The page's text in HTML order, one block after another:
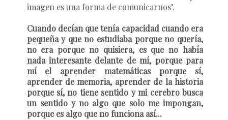
imagen es una forma de comunicarnos".
Cuando decían que tenía capacidad cuando era
pequeña y que no estudiaba porque no quería,
no era porque no quisiera, es que no había
nada interesante delante de mí, porque para
mí el aprender matemáticas porque sí,
aprender de memoria, aprender de la historia
porque sí, no tiene sentido y mi cerebro busca
un sentido y no algo que solo me impongan,
porque es algo que no funciona así...